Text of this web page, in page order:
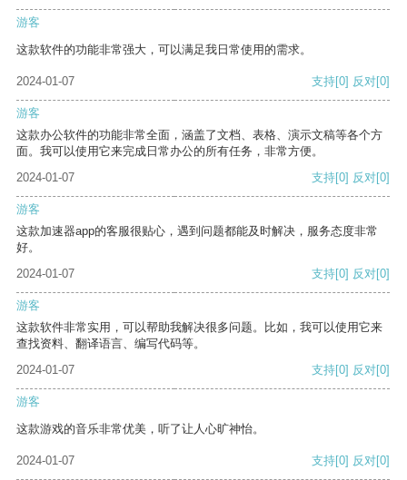
游客
这款软件的功能非常强大，可以满足我日常使用的需求。
2024-01-07 支持[0] 反对[0]
游客
这款办公软件的功能非常全面，涵盖了文档、表格、演示文稿等各个方
面。我可以使用它来完成日常办公的所有任务，非常方便。
2024-01-07
支持[0] 反对[0]
游客
这款加速器app的客服很贴心，遇到问题都能及时解决，服务态度非常
好。
2024-01-07
支持[0] 反对[0]
游客
这款软件非常实用，可以帮助我解决很多问题。比如，我可以使用它来
查找资料、翻译语言、编写代码等。
2024-01-07
支持[0] 反对[0]
游客
这款游戏的音乐非常优美，听了让人心旷神怡。
2024-01-07 支持[0] 反对[0]